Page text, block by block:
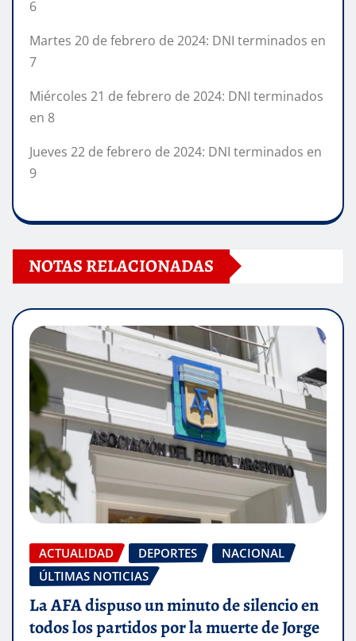
6
Martes 20 de febrero de 2024: DNI terminados en
7
Miércoles 21 de febrero de 2024: DNI terminados
en 8
Jueves 22 de febrero de 2024: DNI terminados en
9
NOTAS RELACIONADAS
ACTUALIDAD DEPORTES
NACIONAL
ÚLTIMAS NOTICIAS
La AFA dispuso un minuto de silencio en
todos los partidos por la muerte de Jorge